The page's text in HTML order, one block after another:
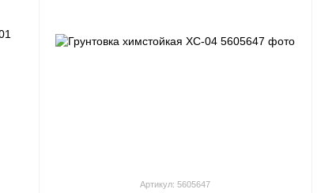
Артикул: 5605647